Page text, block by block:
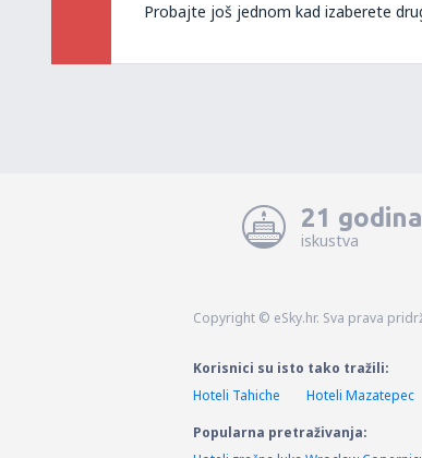
Probajte još jednom kad izaberete
21 godina
iskustva
Copyright © eSky.hr. Sva prava
Korisnici su isto tako tražili:
Hoteli Tahiche
Hoteli Mazatepec
Popularna pretraživanja: